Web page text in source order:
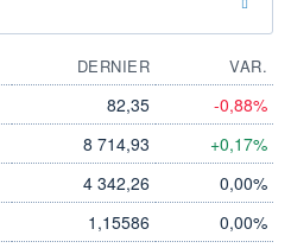
DERNIER
VAR.
82,35 -0,88%
8 714,93 +0,17%
4 342,26 0,00%
1,15586 0,00%